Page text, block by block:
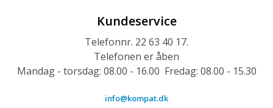
Kundeservice
Telefonnr. 22 63 40 17.
Telefonen er åben
Mandag - torsdag: 08.00 - 16.00 Fredag: 08.00 - 15.30
info@kompat.dk